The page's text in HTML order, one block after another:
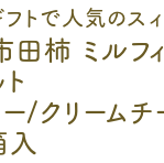
トで人気のス
柿 ミルフ
/クリーム
入